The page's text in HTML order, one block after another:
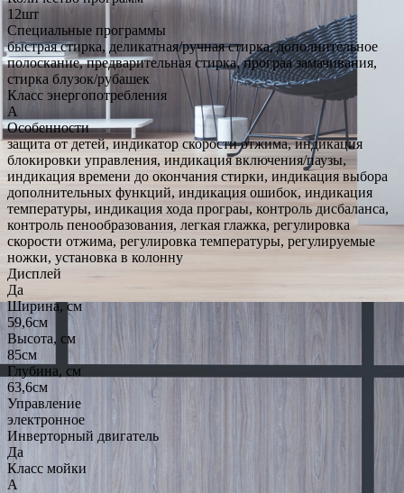
12шт
Специальные программы
быстрая стирка, деликатная/ручная стирка, дополнительное
полоскание, предварительная стирка, програа замачивания,
стирка блузок/рубашек
Класс энергопотребления
A
Особенности
защита от детей, индикатор скорости отжима, индикация
блокировки управления, индикация включения/паузы,
индикация времени до окончания стирки, индикация выбора
дополнительных функций, индикация ошибок, индикация
температуры, индикация хода програы, контроль дисбаланса,
контроль пенообразования, легкая глажка, регулировка
скорости отжима, регулировка температуры, регулируемые
ножки, установка в колонну
Дисплей
Да
Ширина, см
59,6см
Высота, см
85см
Глубина, см
63,6см
Управление
электронное
Инверторный двигатель
Да
Класс мойки
A